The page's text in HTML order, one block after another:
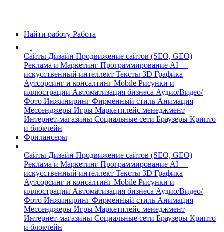
Найти работу Работа
Сайты Дизайн Продвижение сайтов (SEO, GEO)
Реклама и Маркетинг Программирование AI —
искусственный интеллект Тексты 3D Графика
Аутсорсинг и консалтинг Mobile Рисунки и
иллюстрации Автоматизация бизнеса Аудио/Видео/
Фото Инжиниринг Фирменный стиль Анимация
Мессенджеры Игры Маркетплейс менеджмент
Интернет-магазины Социальные сети Браузеры Крипто
и блокчейн
Фрилансеры
Сайты Дизайн Продвижение сайтов (SEO, GEO)
Реклама и Маркетинг Программирование AI —
искусственный интеллект Тексты 3D Графика
Аутсорсинг и консалтинг Mobile Рисунки и
иллюстрации Автоматизация бизнеса Аудио/Видео/
Фото Инжиниринг Фирменный стиль Анимация
Мессенджеры Игры Маркетплейс менеджмент
Интернет-магазины Социальные сети Браузеры Крипто
и блокчейн